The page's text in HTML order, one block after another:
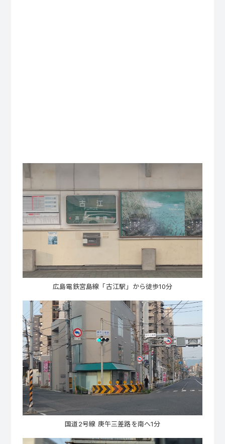
広島電鉄宮島線「古江駅」から徒歩10分
国道2号線 庚午三差路を南へ1分